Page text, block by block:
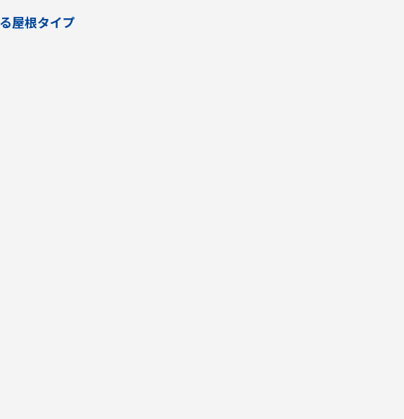
屋根タイプ